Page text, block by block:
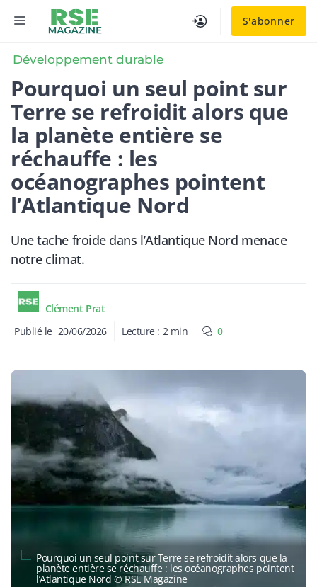
S'abonner
MENU
Développement durable
Pourquoi un seul point sur
Terre se refroidit alors que
la planète entière se
réchauffe : les
océanographes pointent
l’Atlantique Nord
Une tache froide dans l’Atlantique Nord menace
notre climat.
Clément Prat
Publié le 20/06/2026 Lecture : 2 min 0
Pourquoi un seul point sur Terre se refroidit alors que la
planète entière se réchauffe : les océanographes pointent
l’Atlantique Nord © RSE Magazine